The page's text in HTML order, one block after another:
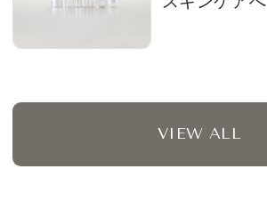
VIEW ALL